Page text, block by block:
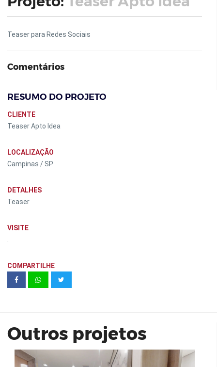
Teaser para Redes Sociais
Comentários
RESUMO DO PROJETO
CLIENTE
Teaser Apto Idea
LOCALIZAÇÃO
Campinas / SP
DETALHES
Teaser
VISITE
COMPARTILHE
Outros projetos
Living Address Alto de Ipiranga | 87 m²